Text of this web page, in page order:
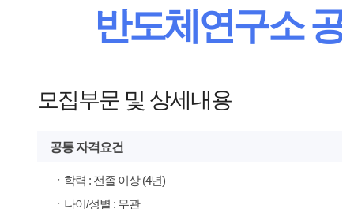
용
소
업
반도체연구소
모집부문 및 상세내용
공통 자격요건
ㆍ학력 : 전졸 이상 (4년)
ㆍ나이/성별 : 무관